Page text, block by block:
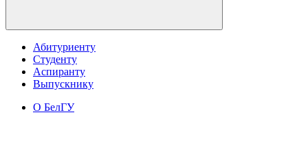
Абитуриенту
Студенту
Аспиранту
Выпускнику
О БелГУ